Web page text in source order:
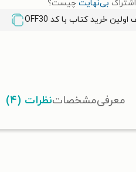
اشتراک بی‌نهایت چیست؟
OFF30
معرفیمشخصاتنظرات (۴)